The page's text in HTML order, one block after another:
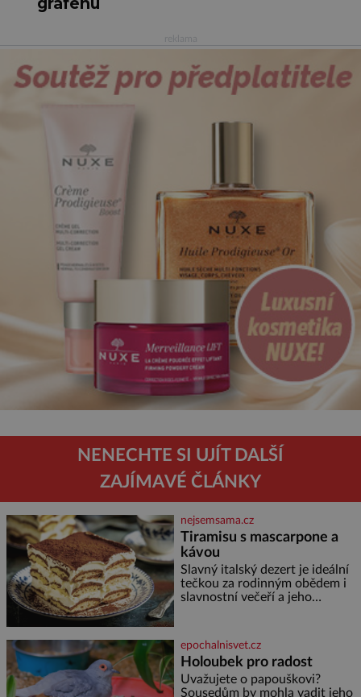
NENECHTE SI UJÍT DALŠÍ
ZAJÍMAVÉ ČLÁNKY
nejsemsama.cz
Tiramisu s mascarpone a
kávou
Slavný italský dezert je ideální
tečkou za rodinným obědem i
slavnostní večeří a jeho
osoby: 250 g mascarpone 3
vejce 80 g cukru 200 g
cukrářských piškotů 250 ml
silné kávy 2 lžíce amaretta
kakao na posypání Postup:
epochalnisvet.cz
Holoubek pro radost
Uvažujete o papouškovi?
Sousedům by mohla vadit jeho